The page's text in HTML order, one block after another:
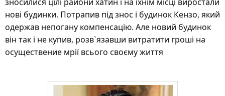
нові будинки. Потрапив під знос і будинок Кензо, який
одержав непогану компенсацію. Але новий будинок
він так і не купив, розв`язавши витратити гроші на
осуществение мрії всього своєму життя